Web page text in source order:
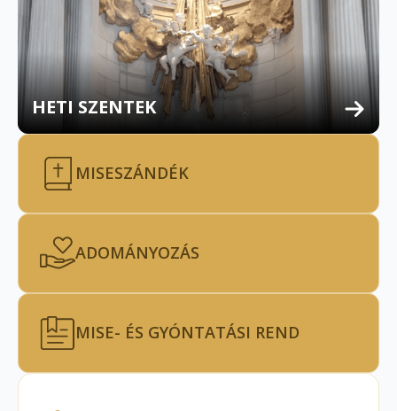
HETI SZENTEK
MISESZÁNDÉK
ADOMÁNYOZÁS
MISE- ÉS GYÓNTATÁSI REND